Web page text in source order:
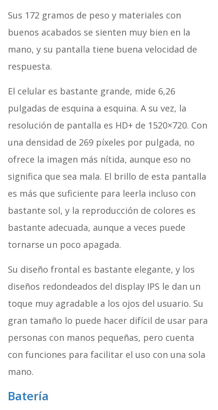
Sus 172 gramos de peso y materiales con
buenos acabados se sienten muy bien en la
mano, y su pantalla tiene buena velocidad de
respuesta.
El celular es bastante grande, mide 6,26
pulgadas de esquina a esquina. A su vez, la
resolución de pantalla es HD+ de 1520×720. Con
una densidad de 269 píxeles por pulgada, no
ofrece la imagen más nítida, aunque eso no
significa que sea mala. El brillo de esta pantalla
es más que suficiente para leerla incluso con
bastante sol, y la reproducción de colores es
bastante adecuada, aunque a veces puede
tornarse un poco apagada.
Su diseño frontal es bastante elegante, y los
diseños redondeados del display IPS le dan un
toque muy agradable a los ojos del usuario. Su
gran tamaño lo puede hacer difícil de usar para
personas con manos pequeñas, pero cuenta
con funciones para facilitar el uso con una sola
mano.
Batería